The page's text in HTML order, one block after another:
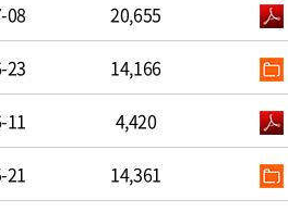
08 20,655
23 14,166
11 4,420
21 14,361